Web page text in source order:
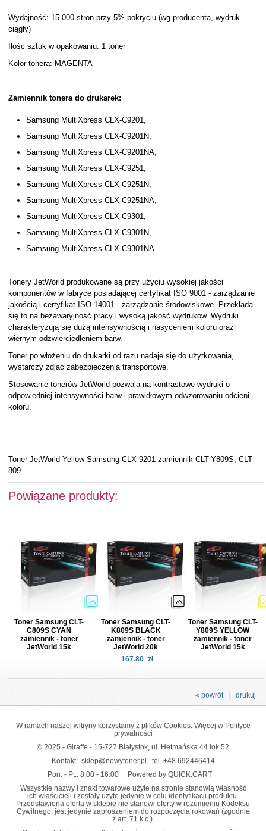
Wydajność: 15 000 stron przy 5% pokryciu (wg producenta, wydruk
ciągły)
Ilość sztuk w opakowaniu: 1 toner
Kolor tonera: MAGENTA
Zamiennik tonera do drukarek:
Samsung MultiXpress CLX-C9201,
Samsung MultiXpress CLX-C9201N,
Samsung MultiXpress CLX-C9201NA,
Samsung MultiXpress CLX-C9251,
Samsung MultiXpress CLX-C9251N,
Samsung MultiXpress CLX-C9251NA,
Samsung MultiXpress CLX-C9301,
Samsung MultiXpress CLX-C9301N,
Samsung MultiXpress CLX-C9301NA
Tonery JetWorld produkowane są przy użyciu wysokiej jakości
komponentów w fabryce posiadającej certyfikat ISO 9001 - zarządzanie
jakością i certyfikat ISO 14001 - zarządzanie środowiskowe. Przekłada
się to na bezawaryjność pracy i wysoką jakość wydruków. Wydruki
charakteryzują się dużą intensywnością i nasyceniem koloru oraz
wiernym odzwierciedleniem barw.
Toner po włożeniu do drukarki od razu nadaje się do użytkowania,
wystarczy zdjąć zabezpieczenia transportowe.
Stosowanie tonerów JetWorld pozwala na kontrastowe wydruki o
odpowiedniej intensywności barw i prawidłowym odwzorowaniu odcieni
koloru.
Toner JetWorld Yellow Samsung CLX 9201 zamiennik CLT-Y809S, CLT-
809
Powiązane produkty:
Toner Samsung CLT-
C809S CYAN
zamiennik - toner
JetWorld 15k
Toner Samsung CLT-
K809S BLACK
zamiennik - toner
JetWorld 20k
167.80 zł
Toner Samsung CLT-
Y809S YELLOW
zamiennik - toner
JetWorld 15k
drukuj
« powrót
W ramach naszej witryny korzystamy z plików Cookies. Więcej w Polityce
prywatności
© 2025 - Giraffe - 15-727 Białystok, ul. Hetmańska 44 lok 52
Kontakt: sklep@nowytoner.pl tel. +48 692446414
Pon. - Pt.: 8:00 - 16:00
Powered by QUICK.CART
Wszystkie nazwy i znaki towarowe użyte na stronie stanowią własność
ich właścicieli i zostały użyte jedynie w celu identyfikacji produktu.
Przedstawiona oferta w sklepie nie stanowi oferty w rozumieniu Kodeksu
Cywilnego, jest jedynie zaproszeniem do rozpoczęcia rokowań (zgodnie
z art. 71 k.c.).